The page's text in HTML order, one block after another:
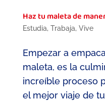
Haz tu maleta de
Estudia, Trabaja, Vive
Empezar a
maleta, es la
increíble proceso
el mejor viaje de